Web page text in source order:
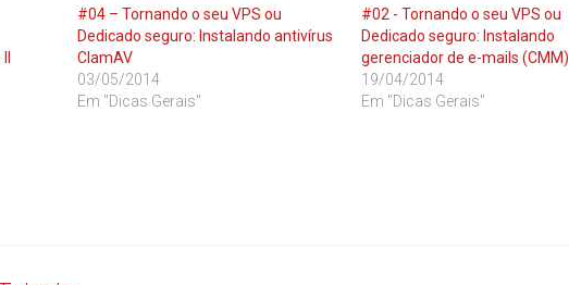
#04 – Tornando o seu VPS ou
Dedicado seguro: Instalando antivírus
ClamAV
03/05/2014
Em "Dicas Gerais"
#02 - Tornando o seu VPS ou
Dedicado seguro: Instalando
gerenciador de e-mails (CMM)
19/04/2014
Em "Dicas Gerais"